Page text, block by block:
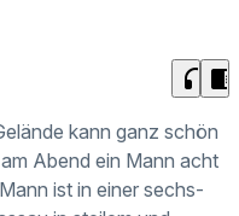
headphones chrome_reader_mode
kann ganz schön
Abend ein Mann acht
ist in einer sechs-